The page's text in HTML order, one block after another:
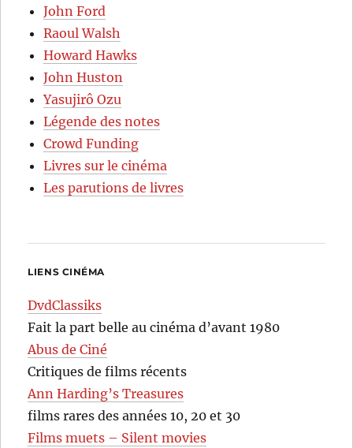
John Ford
Raoul Walsh
Howard Hawks
John Huston
Yasujirô Ozu
Légende des notes
Crowd Funding
Livres sur le cinéma
Les parutions de livres
LIENS CINÉMA
DvdClassiks
Fait la part belle au cinéma d’avant 1980
Abus de Ciné
Critiques de films récents
Ann Harding’s Treasures
films rares des années 10, 20 et 30
Films muets – Silent movies